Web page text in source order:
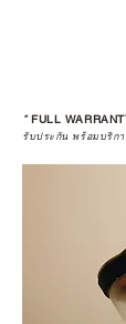
*FULL
รับประกัน พร้อมบริก